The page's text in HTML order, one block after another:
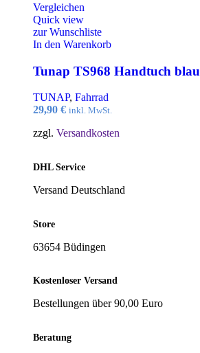
Vergleichen
Quick view
zur Wunschliste
In den Warenkorb
Tunap TS968 Handtuch blau
TUNAP, Fahrrad
29,90 € inkl. MwSt.
zzgl. Versandkosten
DHL Service
Versand Deutschland
Store
63654 Büdingen
Kostenloser Versand
Bestellungen über 90,00 Euro
Beratung